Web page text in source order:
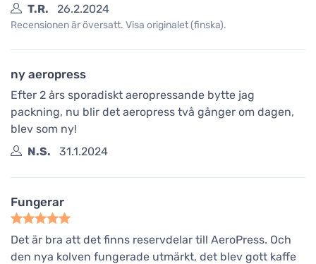
T.R.
26.2.2024
Recensionen är översatt. Visa originalet (finska).
ny aeropress
Efter 2 års sporadiskt aeropressande bytte jag
packning, nu blir det aeropress två gånger om dagen,
blev som ny!
N.S.
31.1.2024
Fungerar
Det är bra att det finns reservdelar till AeroPress. Och
den nya kolven fungerade utmärkt, det blev gott kaffe